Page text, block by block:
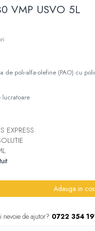
VMP USVO 5L
de poli-alfa-olefine (PAO) cu
EXPRESS
Adauga in cos
nevoie de ajutor? 0722 354